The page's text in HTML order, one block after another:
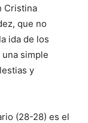
Cristina
que no
ida de los
simple
y
(28-28) es el